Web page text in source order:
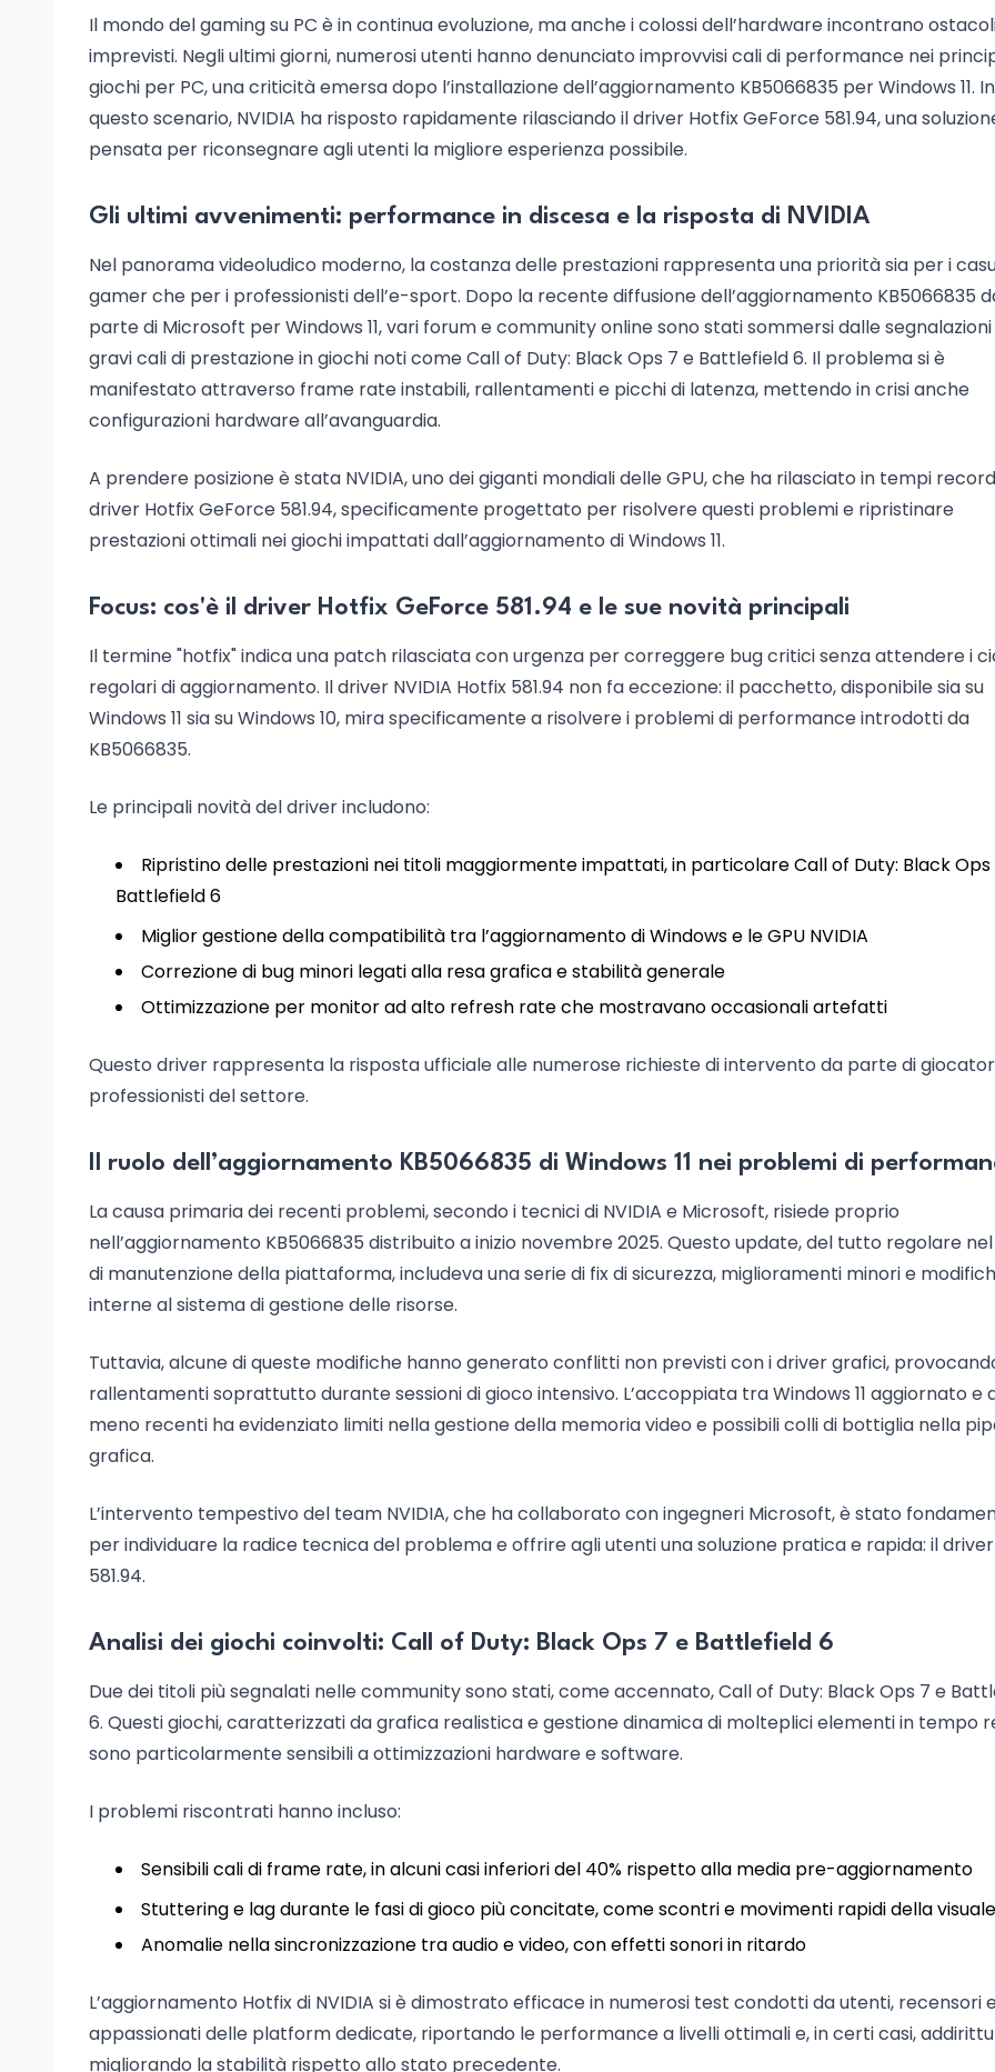
Il mondo del gaming su PC è in continua evoluzione, ma anche i colossi dell’hardware incontrano
imprevisti. Negli ultimi giorni, numerosi utenti hanno denunciato improvvisi cali di performance nei
giochi per PC, una criticità emersa dopo l’installazione dell’aggiornamento KB5066835 per Windows 11. In
questo scenario, NVIDIA ha risposto rapidamente rilasciando il driver Hotfix GeForce 581.94, una
pensata per riconsegnare agli utenti la migliore esperienza possibile.
Gli ultimi avvenimenti: performance in discesa e la risposta di NVIDIA
Nel panorama videoludico moderno, la costanza delle prestazioni rappresenta una priorità sia per i
gamer che per i professionisti dell’e-sport. Dopo la recente diffusione dell’aggiornamento KB5066835
parte di Microsoft per Windows 11, vari forum e community online sono stati sommersi dalle segnalazioni
gravi cali di prestazione in giochi noti come Call of Duty: Black Ops 7 e Battlefield 6. Il problema si è
manifestato attraverso frame rate instabili, rallentamenti e picchi di latenza, mettendo in crisi anche
configurazioni hardware all’avanguardia.
A prendere posizione è stata NVIDIA, uno dei giganti mondiali delle GPU, che ha rilasciato in tempi
driver Hotfix GeForce 581.94, specificamente progettato per risolvere questi problemi e ripristinare
prestazioni ottimali nei giochi impattati dall’aggiornamento di Windows 11.
Focus: cos'è il driver Hotfix GeForce 581.94 e le sue novità principali
Il termine "hotfix" indica una patch rilasciata con urgenza per correggere bug critici senza attendere i
regolari di aggiornamento. Il driver NVIDIA Hotfix 581.94 non fa eccezione: il pacchetto, disponibile sia su
Windows 11 sia su Windows 10, mira specificamente a risolvere i problemi di performance introdotti da
KB5066835.
Le principali novità del driver includono:
Ripristino delle prestazioni nei titoli maggiormente impattati, in particolare Call of Duty: Black Ops
Battlefield 6
Miglior gestione della compatibilità tra l’aggiornamento di Windows e le GPU NVIDIA
Correzione di bug minori legati alla resa grafica e stabilità generale
Ottimizzazione per monitor ad alto refresh rate che mostravano occasionali artefatti
Questo driver rappresenta la risposta ufficiale alle numerose richieste di intervento da parte di
professionisti del settore.
Il ruolo dell’aggiornamento KB5066835 di Windows 11 nei problemi di
La causa primaria dei recenti problemi, secondo i tecnici di NVIDIA e Microsoft, risiede proprio
nell’aggiornamento KB5066835 distribuito a inizio novembre 2025. Questo update, del tutto regolare
di manutenzione della piattaforma, includeva una serie di fix di sicurezza, miglioramenti minori e
interne al sistema di gestione delle risorse.
Tuttavia, alcune di queste modifiche hanno generato conflitti non previsti con i driver grafici,
rallentamenti soprattutto durante sessioni di gioco intensivo. L’accoppiata tra Windows 11 aggiornato e
meno recenti ha evidenziato limiti nella gestione della memoria video e possibili colli di bottiglia nella
grafica.
L’intervento tempestivo del team NVIDIA, che ha collaborato con ingegneri Microsoft, è stato
per individuare la radice tecnica del problema e offrire agli utenti una soluzione pratica e rapida: il
581.94.
Analisi dei giochi coinvolti: Call of Duty: Black Ops 7 e Battlefield 6
Due dei titoli più segnalati nelle community sono stati, come accennato, Call of Duty: Black Ops 7 e
6. Questi giochi, caratterizzati da grafica realistica e gestione dinamica di molteplici elementi in tempo
sono particolarmente sensibili a ottimizzazioni hardware e software.
I problemi riscontrati hanno incluso:
Sensibili cali di frame rate, in alcuni casi inferiori del 40% rispetto alla media pre-aggiornamento
Stuttering e lag durante le fasi di gioco più concitate, come scontri e movimenti rapidi della visuale
Anomalie nella sincronizzazione tra audio e video, con effetti sonori in ritardo
L’aggiornamento Hotfix di NVIDIA si è dimostrato efficace in numerosi test condotti da utenti, recensori
appassionati delle platform dedicate, riportando le performance a livelli ottimali e, in certi casi,
migliorando la stabilità rispetto allo stato precedente.